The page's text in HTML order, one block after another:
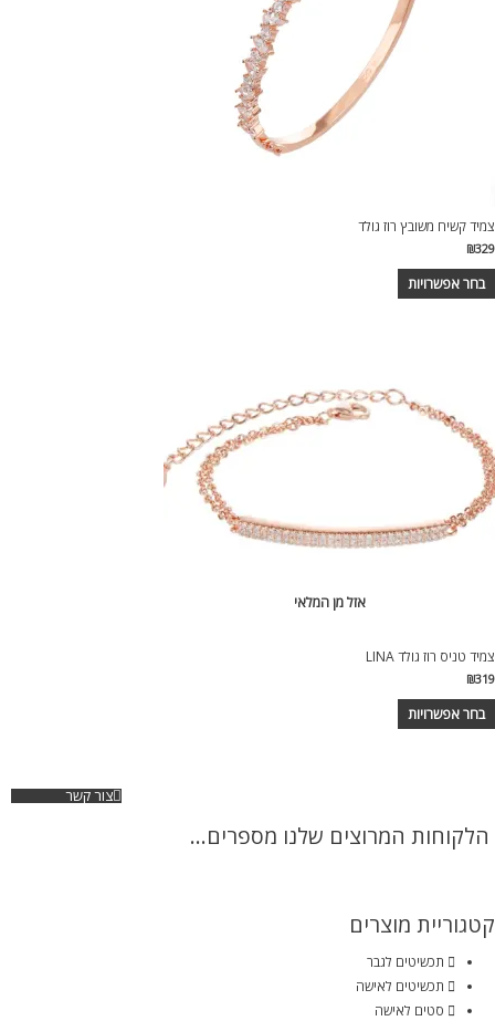
צמיד קשיח משובץ רוז גולד
₪329
בחר אפשרויות
אזל מן המלאי
צמיד טניס רוז גולד LINA
₪319
בחר אפשרויות
צור קשר
הלקוחות המרוצים שלנו מספרים...
קטגוריית מוצרים
תכשיטים לגבר
תכשיטים לאישה
סטים לאישה